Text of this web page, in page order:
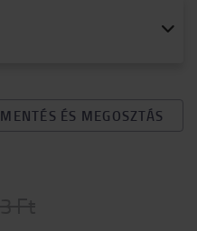
MENTÉS ÉS MEGOSZTÁS